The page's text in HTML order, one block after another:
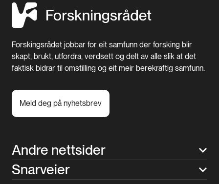
Forskingsrådet jobbar for eit samfunn der forsking blir
skapt, brukt, utfordra, verdsett og delt av alle slik at det
faktisk bidrar til omstilling og eit meir berekraftig samfunn.
Meld deg på nyhetsbrev
Andre nettsider
Snarveier